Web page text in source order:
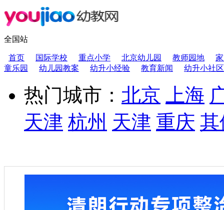
全国站
首页 国际学校 重点小学 北京幼儿园 教师园地
童乐园
幼儿园教案 幼升小经验 教育新闻 幼升小社区
热门城市： 北京 上海
天津 杭州 天津 重庆 其